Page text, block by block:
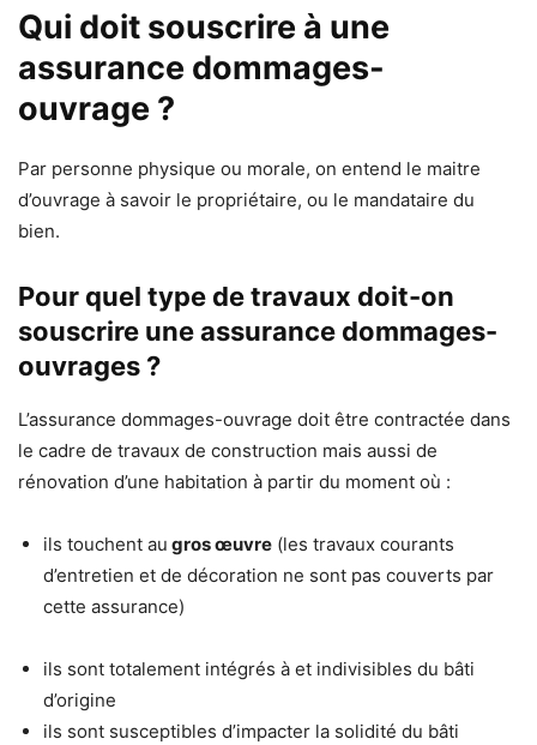
Qui doit souscrire à une
assurance dommages-
ouvrage ?
Par personne physique ou morale, on entend le maitre
d’ouvrage à savoir le propriétaire, ou le mandataire du
bien.
Pour quel type de travaux doit-on
souscrire une assurance dommages-
ouvrages ?
L’assurance dommages-ouvrage doit être contractée dans
le cadre de travaux de construction mais aussi de
rénovation d’une habitation à partir du moment où :
ils touchent au gros œuvre (les travaux courants
d’entretien et de décoration ne sont pas couverts par
cette assurance)
ils sont totalement intégrés à et indivisibles du bâti
d’origine
ils sont susceptibles d’impacter la solidité du bâti